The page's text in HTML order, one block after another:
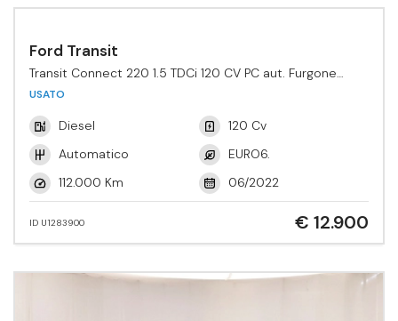
Ford Transit
Transit Connect 220 1.5 TDCi 120 CV PC aut. Furgone
Active
USATO
Diesel
120 Cv
Automatico
EURO6.
112.000 Km
06/2022
ID U1283900 € 12.900